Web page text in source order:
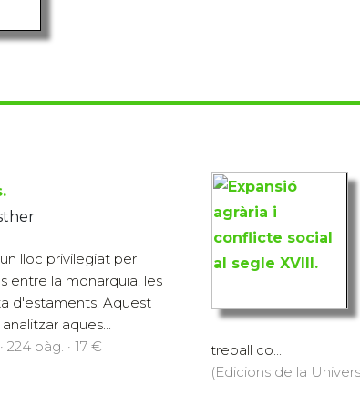
lloc privilegiat per
entre la monarquia, les
d'estaments. Aquest
aques...
pàg. · 17 €
treball co...
(Edicions de la